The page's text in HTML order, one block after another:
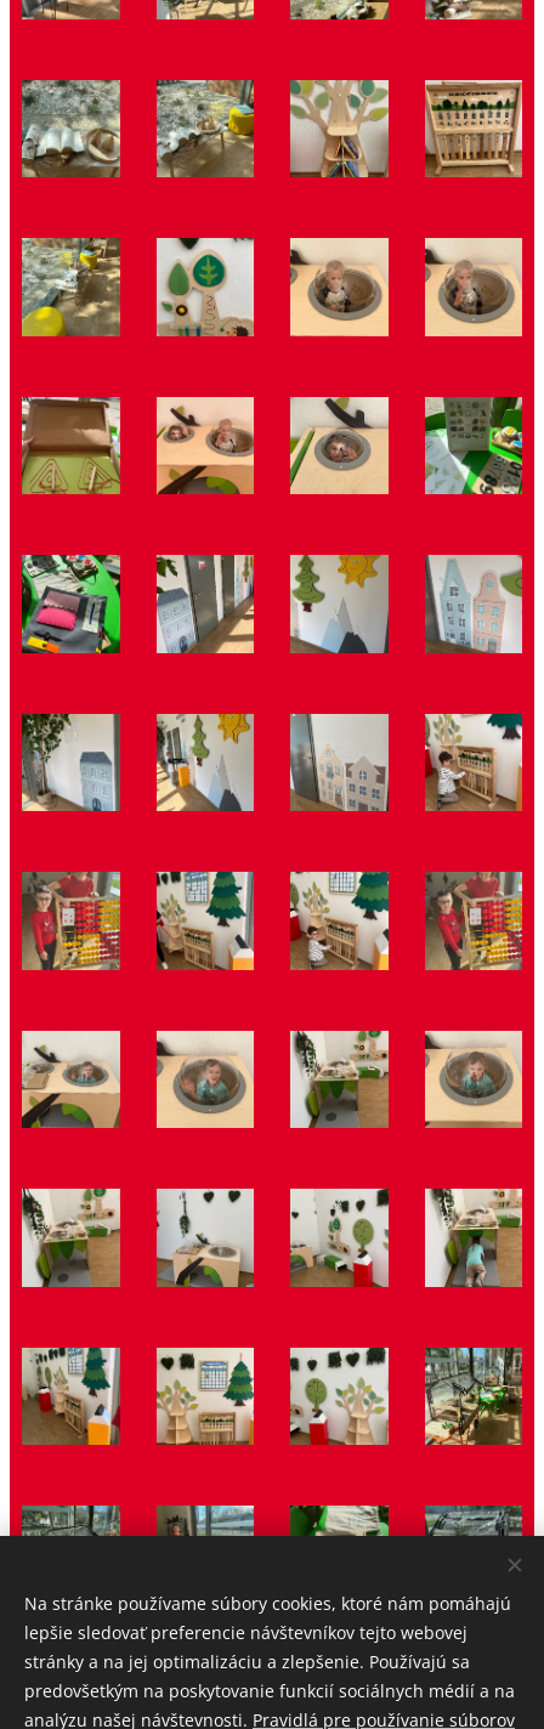
Na stránke používame súbory cookies, ktoré nám pomáhajú
lepšie sledovať preferencie návštevníkov tejto webovej
stránky a na jej optimalizáciu a zlepšenie. Používajú sa
predovšetkým na poskytovanie funkcií sociálnych médií a na
analýzu našej návštevnosti. Pravidlá pre používanie súborov